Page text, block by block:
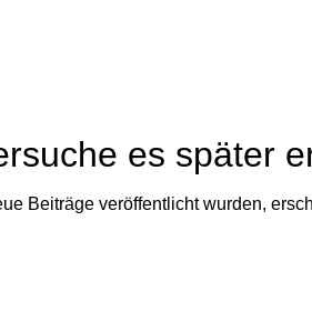
es später
Beiträge veröffentlicht wurden,